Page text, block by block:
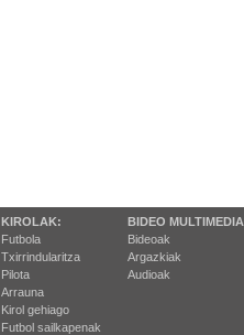
KIROLAK:
Futbola
Txirrindularitza
Pilota
Arrauna
Kirol gehiago
Futbol sailkapenak
BIDEO MULTIMEDIA
Bideoak
Argazkiak
Audioak